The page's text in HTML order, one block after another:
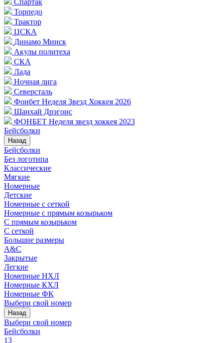
Спартак
Торпедо
Трактор
ЦСКА
Динамо Минск
Акулы политеха
СКА
Лада
Ночная лига
Северсталь
Фонбет Неделя Звезд Хоккея 2026
Шанхай Дрэгонс
ФОНБЕТ Неделя звезд хоккея 2023
Бейсболки
Назад
Бейсболки
Без логотипа
Классические
Мягкие
Номерные
Детские
Номерные с сеткой
Номерные с прямым козырьком
С прямым козырьком
С сеткой
Большие размеры
A&C
Закрытые
Легкие
Номерные НХЛ
Номерные КХЛ
Номерные ФК
Выбери свой номер
Назад
Выбери свой номер
Бейсболки
13